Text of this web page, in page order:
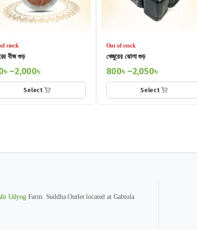
stock
বীজ গুড়
৳ –2,000৳
Select
Out of stock
খেজুরের ঝোলা গুড়
800৳ –2,050৳
Select
UdyogFarm. Suddha Outlet located at Gabtola